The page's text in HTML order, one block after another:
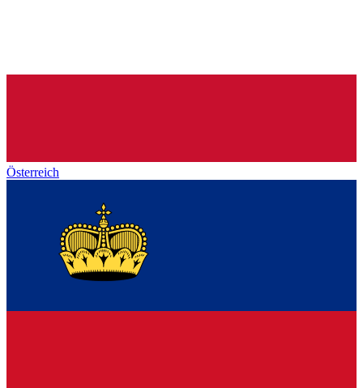
Österreich